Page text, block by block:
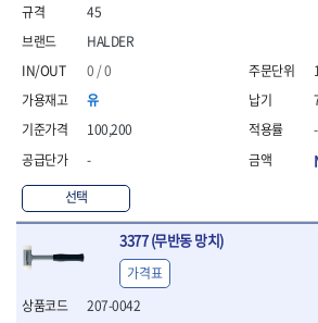
- 항공가위
- 클램프
- 망치
- 빠루망치
- 함마망치
- 도끼
- 망치헤드
- 판금망치
- 나일론무반동망치
- 플라스틱망치
- 핀펀치
HALDER
0 / 0
유
100,200
-
선택
45
-
3377 (무반동 망치)
207-0042
가격표